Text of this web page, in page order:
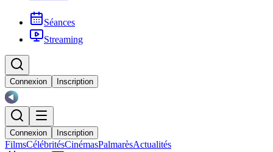
Séances
Streaming
Connexion Inscription
Connexion Inscription
FilmsCélébritésCinémasPalmarèsActualités